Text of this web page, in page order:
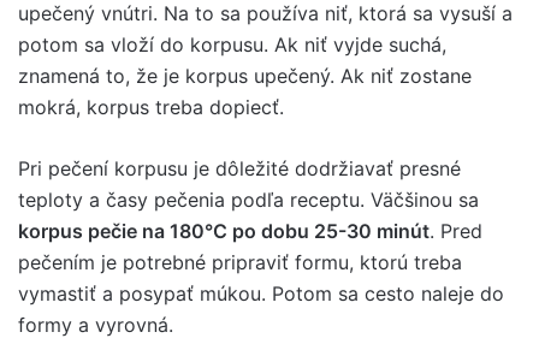
upečený vnútri. Na to sa používa niť, ktorá sa vysuší a
potom sa vloží do korpusu. Ak niť vyjde suchá,
znamená to, že je korpus upečený. Ak niť zostane
mokrá, korpus treba dopiecť.
Pri pečení korpusu je dôležité dodržiavať presné
teploty a časy pečenia podľa receptu. Väčšinou sa
korpus pečie na 180°C po dobu 25-30 minút. Pred
pečením je potrebné pripraviť formu, ktorú treba
vymastiť a posypať múkou. Potom sa cesto naleje do
formy a vyrovná.